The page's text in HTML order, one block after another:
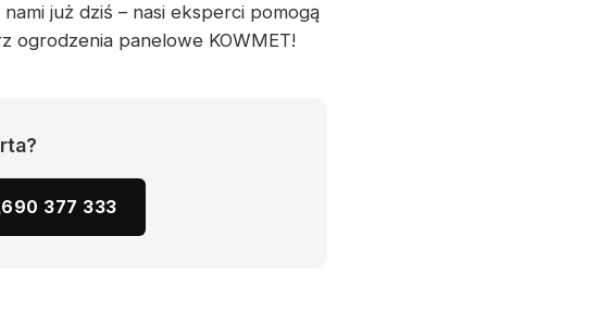
już dziś – nasi eksperci pomogą
ogrodzenia panelowe KOWMET!
690 377 333